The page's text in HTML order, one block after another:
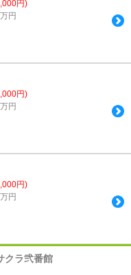
円)
円
円)
円
円)
円
クラ弐番館